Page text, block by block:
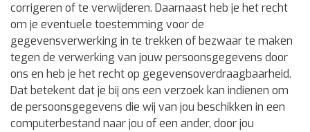
corrigeren of te verwijderen. Daarnaast heb je het recht
om je eventuele toestemming voor de
gegevensverwerking in te trekken of bezwaar te maken
tegen de verwerking van jouw persoonsgegevens door
ons en heb je het recht op gegevensoverdraagbaarheid.
Dat betekent dat je bij ons een verzoek kan indienen om
de persoonsgegevens die wij van jou beschikken in een
computerbestand naar jou of een ander, door jou